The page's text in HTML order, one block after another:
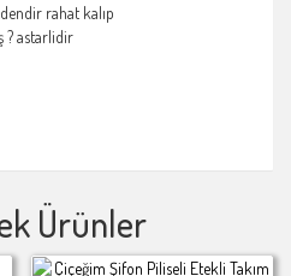
rahat kalıp
? astarlidir
Ürünler